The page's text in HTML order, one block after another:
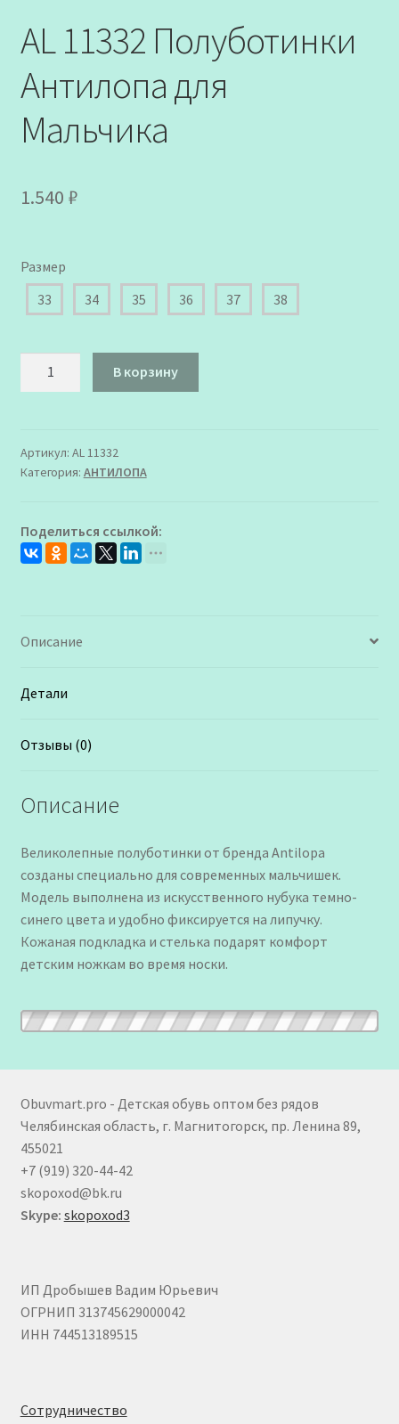
AL 11332 Полуботинки
Антилопа для
Мальчика
1.540 ₽
Размер
33
34 35 36 37 38
Полуботинки
Антилопа
В корзину
Артикул: AL 11332
Категория: АHТИЛОПА
Поделиться ссылкой:
Описание
Детали
Отзывы (0)
Описание
Великолепные полуботинки от бренда Antilopa
созданы специально для современных мальчишек.
Модель выполнена из искусственного нубука темно-
синего цвета и удобно фиксируется на липучку.
Кожаная подкладка и стелька подарят комфорт
детским ножкам во время носки.
Obuvmart.pro - Детская обувь оптом без рядов
Челябинская область, г. Магнитогорск, пр. Ленина 89,
455021
+7 (919) 320-44-42
skopoxod@bk.ru
Skype: skopoxod3
ИП Дробышев Вадим Юрьевич
ОГРНИП 313745629000042
ИНН 744513189515
Сотрудничество